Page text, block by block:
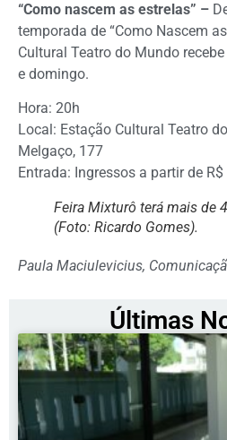
“Como nascem as estrelas” –
temporada de “Como Nascem
Cultural Teatro do Mundo
e domingo.
Hora: 20h
Local: Estação Cultural Teatro
Melgaço, 177
Entrada: Ingressos a partir de R$
Feira Mixturô terá mais de
(Foto: Ricardo Gomes).
Paula Maciulevicius,
Últimas